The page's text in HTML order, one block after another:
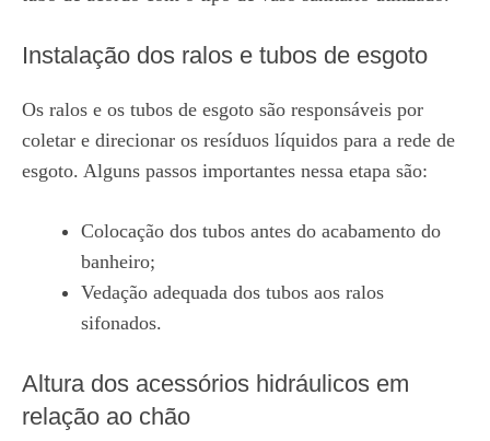
Instalação dos ralos e tubos de esgoto
Os ralos e os tubos de esgoto são responsáveis por
coletar e direcionar os resíduos líquidos para a rede de
esgoto. Alguns passos importantes nessa etapa são:
Colocação dos tubos antes do acabamento do
banheiro;
Vedação adequada dos tubos aos ralos
sifonados.
Altura dos acessórios hidráulicos em
relação ao chão